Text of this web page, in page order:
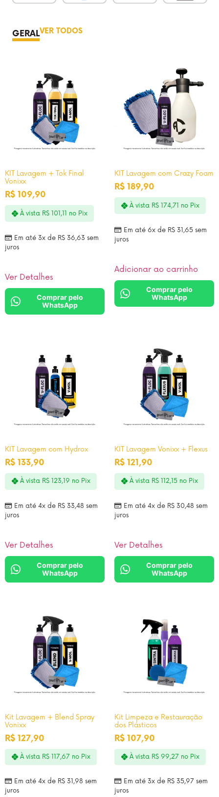
GERALVER TODOS
KIT Lavagem + Tok Final
Vonixx
R$ 109,90
Em até 3x de R$ 36,63 sem
juros
À vista R$101,11 no Pix
Ver Detalhes
Comprar pelo
WhatsApp
KIT Lavagem com Crazy Foam
R$ 189,90
Em até 6x de R$ 31,65 sem
juros
À vista R$174,71 no Pix
Adicionar ao carrinho
Comprar pelo
WhatsApp
KIT Lavagem com Hydrox
R$ 133,90
Em até 4x de R$ 33,48 sem
juros
À vista R$123,19 no Pix
Ver Detalhes
Comprar pelo
WhatsApp
KIT Lavagem Vonixx + Flexus
R$ 121,90
Em até 4x de R$ 30,48 sem
juros
À vista R$112,15 no Pix
Ver Detalhes
Comprar pelo
WhatsApp
Kit Lavagem + Blend Spray
Vonixx
R$ 127,90
Em até 4x de R$ 31,98 sem
juros
À vista R$117,67 no Pix
Kit Limpeza e Restauração
dos Plásticos
R$ 107,90
Em até 3x de R$ 35,97 sem
juros
À vista R$99,27 no Pix